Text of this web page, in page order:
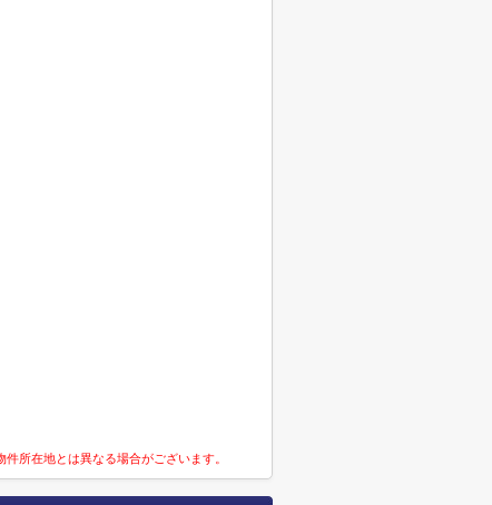
所在地とは異なる場合がございます。